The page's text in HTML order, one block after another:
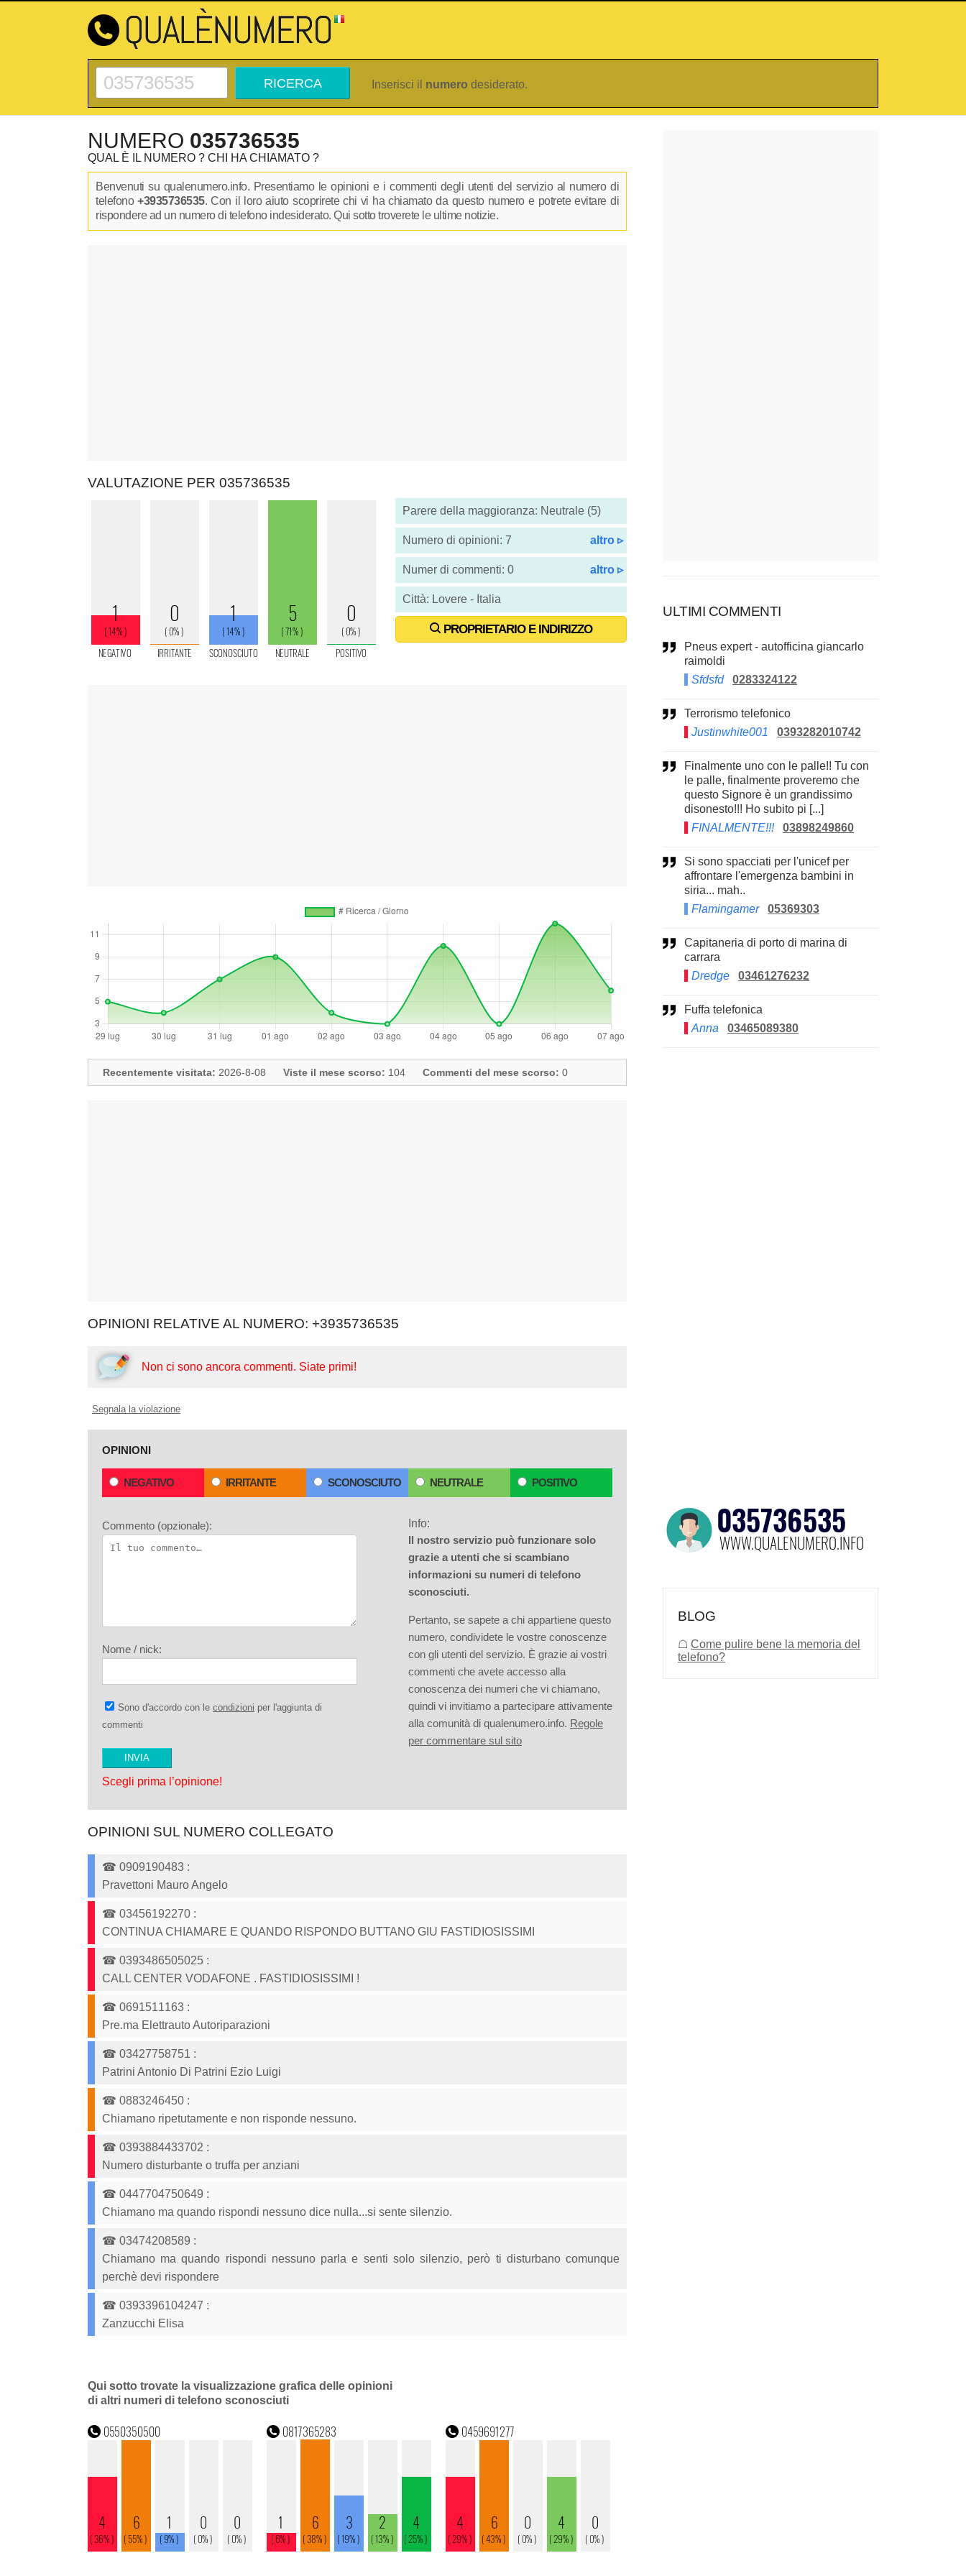
Inserisci il numero desiderato.
NUMERO 035736535
QUAL È IL NUMERO ? CHI HA CHIAMATO ?
Benvenuti su qualenumero.info. Presentiamo le opinioni e i commenti degli utenti del servizio al numero di
telefono+3935736535. Con il loro aiuto scoprirete chi vi ha chiamato da questo numero e potrete evitare di
rispondere ad un numero di telefono indesiderato. Qui sotto troverete le ultime notizie.
VALUTAZIONE PER 035736535
Parere della maggioranza: Neutrale (5)
Numero di opinioni: 7 altro ▹
Numer di commenti: 0 altro ▹
Città: Lovere - Italia
PROPRIETARIO E INDIRIZZO
Recentemente visitata: 2026-8-08 Viste il mese scorso: 104 Commenti del mese scorso: 0
OPINIONI RELATIVE AL NUMERO: +3935736535
Non ci sono ancora commenti. Siate primi!
Segnala la violazione
OPINIONI
NEGATIVO IRRITANTE SCONOSCIUTO NEUTRALE POSITIVO
Commento (opzionale):
Nome / nick:
Sono d'accordo con le condizioni per l'aggiunta di
commenti
Scegli prima l’opinione!
Info:
Il nostro servizio può funzionare solo
grazie a utenti che si scambiano
informazioni su numeri di telefono
sconosciuti.
Pertanto, se sapete a chi appartiene questo
numero, condividete le vostre conoscenze
con gli utenti del servizio. È grazie ai vostri
commenti che avete accesso alla
conoscenza dei numeri che vi chiamano,
quindi vi invitiamo a partecipare attivamente
alla comunità di qualenumero.info. Regole
per commentare sul sito
OPINIONI SUL NUMERO COLLEGATO
☎ 0909190483 :
Pravettoni Mauro Angelo
☎ 03456192270 :
CONTINUA CHIAMARE E QUANDO RISPONDO BUTTANO GIU FASTIDIOSISSIMI
☎ 0393486505025 :
CALL CENTER VODAFONE . FASTIDIOSISSIMI !
☎ 0691511163 :
Pre.ma Elettrauto Autoriparazioni
☎ 03427758751 :
Patrini Antonio Di Patrini Ezio Luigi
☎ 0883246450 :
Chiamano ripetutamente e non risponde nessuno.
☎ 0393884433702 :
Numero disturbante o truffa per anziani
☎ 0447704750649 :
Chiamano ma quando rispondi nessuno dice nulla...si sente silenzio.
☎ 03474208589 :
Chiamano ma quando rispondi nessuno parla e senti solo silenzio, però ti disturbano comunque
perchè devi rispondere
☎ 0393396104247 :
Zanzucchi Elisa
Qui sotto trovate la visualizzazione grafica delle opinioni
di altri numeri di telefono sconosciuti
ULTIMI COMMENTI
Pneus expert - autofficina giancarlo
raimoldi
Sfdsfd
0283324122
Terrorismo telefonico
Justinwhite001
0393282010742
Finalmente uno con le palle!! Tu con
le palle, finalmente proveremo che
questo Signore è un grandissimo
disonesto!!! Ho subito pi [...]
FINALMENTE!!!
03898249860
Si sono spacciati per l'unicef per
affrontare l'emergenza bambini in
siria... mah..
Flamingamer
05369303
Capitaneria di porto di marina di
carrara
Dredge
03461276232
Fuffa telefonica
Anna
03465089380
BLOG
☖ Come pulire bene la memoria del
telefono?